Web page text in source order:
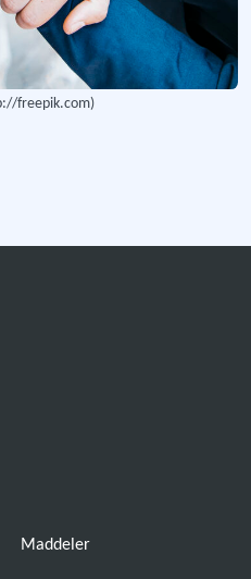
freepik.com)
Maddeler